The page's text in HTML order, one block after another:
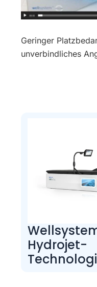
Geringer
unverbindliches
Hydrojet-